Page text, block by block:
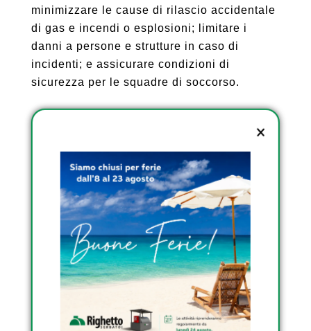
minimizzare le cause di rilascio accidentale
di gas e incendi o esplosioni; limitare i
danni a persone e strutture in caso di
incidenti; e assicurare condizioni di
sicurezza per le squadre di soccorso.
La Regola tecnica richiede il rispetto di
norme comunitarie per l’installazione e l’uso
di attrezzature a pressione, e sottolinea
l’importanza di ridurre al minimo il rischio di
rilasci accidentali di idrogeno. Richiede
inoltre che l’installatore verifichi l’idoneità
dell’impianto per il suo uso previsto e
informi l’utente degli obblighi e divieti
specifici per garantire un funzionamento
sicuro.
Si sottolinea anche l’uso di prodotti